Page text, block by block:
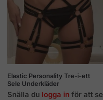
Elastic Personality Tre-i-ett
Sele Underkläder
Snälla du logga in för att se